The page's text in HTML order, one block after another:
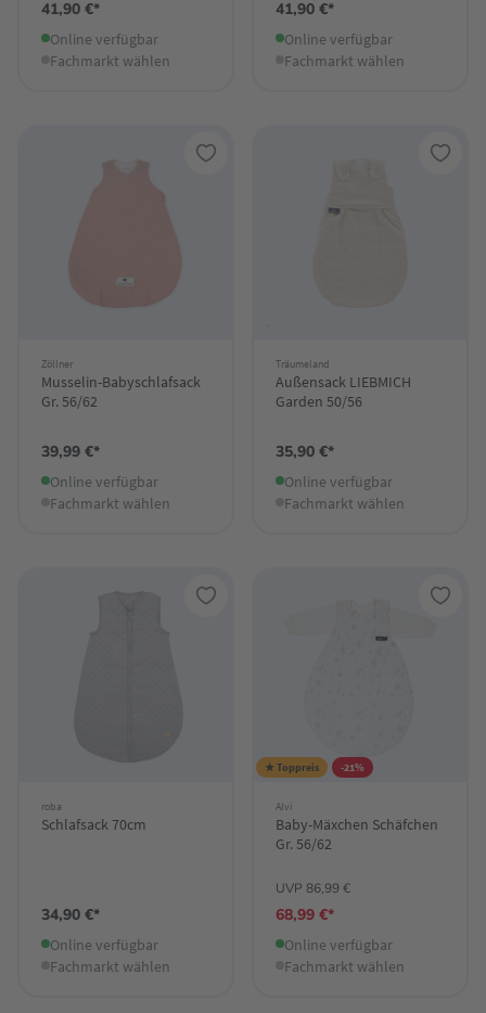
41,90 €*
Online verfügbar
Fachmarkt wählen
41,90 €*
Online verfügbar
Fachmarkt wählen
Zöllner
Musselin-Babyschlafsack
Gr. 56/62
39,99 €*
Online verfügbar
Fachmarkt wählen
Träumeland
Außensack LIEBMICH
Garden 50/56
35,90 €*
Online verfügbar
Fachmarkt wählen
roba
Schlafsack 70cm
34,90 €*
Online verfügbar
Fachmarkt wählen
★ Toppreis -21%
Alvi
Baby-Mäxchen Schäfchen
Gr. 56/62
UVP 86,99 €
68,99 €*
Online verfügbar
Fachmarkt wählen